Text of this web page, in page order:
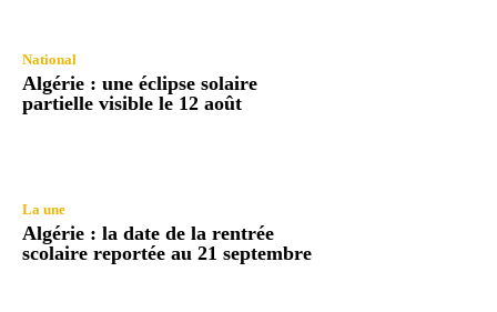
National
Algérie : une éclipse solaire
partielle visible le 12 août
La une
Algérie : la date de la rentrée
scolaire reportée au 21 septembre